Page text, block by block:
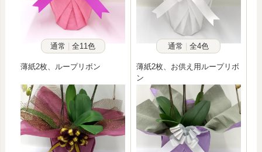
通常 全11色
薄紙2枚、ループリボン
通常 全4色
薄紙2枚、お供え用ループリボ
ン